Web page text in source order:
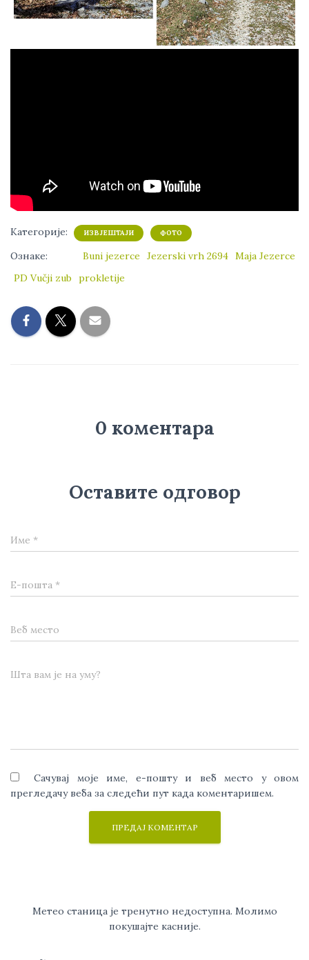
Категорије: ИЗВЈЕШТАЈИ ФОТО
Ознаке: Buni jezerce Jezerski vrh 2694 Maja Jezerce
PD Vučji zub
prokletije
0 коментара
Оставите одговор
Име *
Е-пошта *
Веб место
Шта вам је на уму?
Сачувај моје име, е-пошту и веб место у овом
прегледачу веба за следећи пут када коментаришем.
Метео станица је тренутно недоступна. Молимо
покушајте касније.